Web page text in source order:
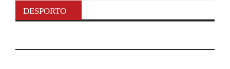
DESPORTO